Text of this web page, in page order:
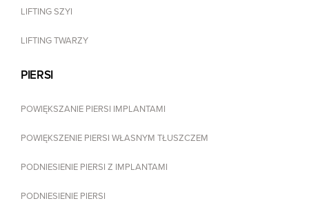
LIFTING SZYI
LIFTING TWARZY
PIERSI
POWIĘKSZANIE PIERSI IMPLANTAMI
POWIĘKSZENIE PIERSI WŁASNYM TŁUSZCZEM
PODNIESIENIE PIERSI Z IMPLANTAMI
PODNIESIENIE PIERSI